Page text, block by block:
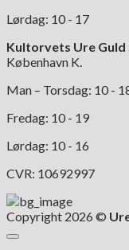
Lørdag: 10 - 17
Kultorvets Ure Guld
København K.
Man – Torsdag: 10 -
Fredag: 10 - 19
Lørdag: 10 - 16
CVR: 10692997
Copyright 2026 ©